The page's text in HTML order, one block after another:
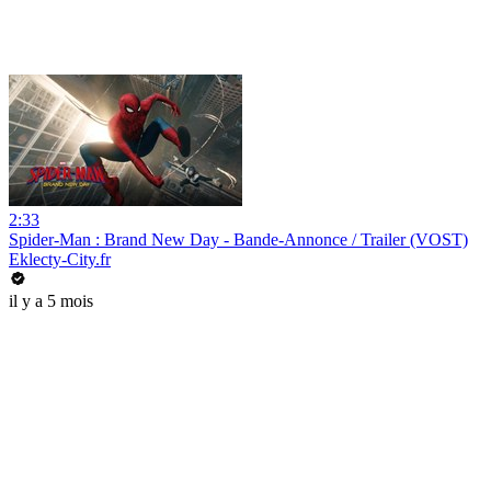
2:33
Spider-Man : Brand New Day - Bande-Annonce / Trailer (VOST)
Eklecty-City.fr
il y a 5 mois